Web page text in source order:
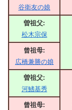
谷衛友の娘
曽祖父:
松木宗保
曾祖母:
広橋兼勝の娘
曽祖父:
河鰭基秀
曾祖母: